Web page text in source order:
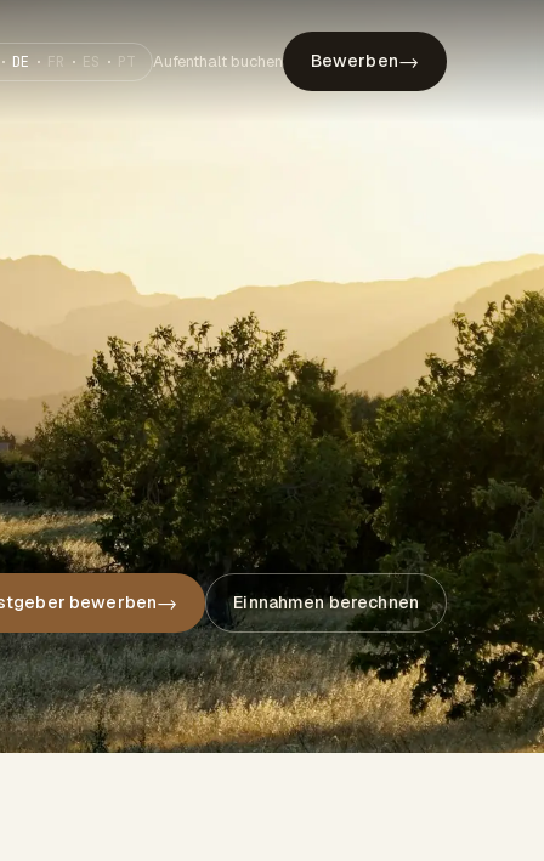
· DE · FR · ES · PT Aufenthalt buchen Bewerben→
bewerben→ Einnahmen berechnen